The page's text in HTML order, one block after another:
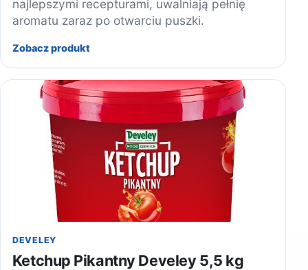
najlepszymi recepturami, uwalniają pełnię
aromatu zaraz po otwarciu puszki.
Zobacz produkt
DEVELEY
Ketchup Pikantny Develey 5,5 kg